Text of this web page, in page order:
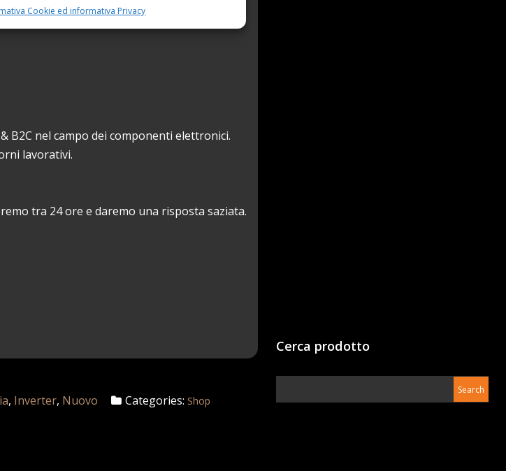
Cookie ed informativa Privacy
B2C nel campo dei componenti elettronici.
lavorativi.
tra 24 ore e daremo una risposta saziata.
, Inverter, Nuovo Categories: Shop
Cerca prodotto